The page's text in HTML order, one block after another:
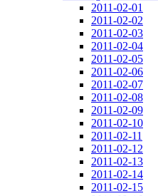
2011-02-01
2011-02-02
2011-02-03
2011-02-04
2011-02-05
2011-02-06
2011-02-07
2011-02-08
2011-02-09
2011-02-10
2011-02-11
2011-02-12
2011-02-13
2011-02-14
2011-02-15